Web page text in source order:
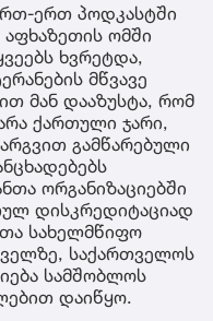
ერთ პოდკასტში
აფხაზეთის ომში
ხვრეტდა,
მწვავე
მან დააზუსტა, რომ
ქართული ჯარი,
გამწარებული
ორგანიზაციებში
დისკრედიტაციად
სახელმწიფო
საქართველოს
სამშობლოს
დაიწყო.